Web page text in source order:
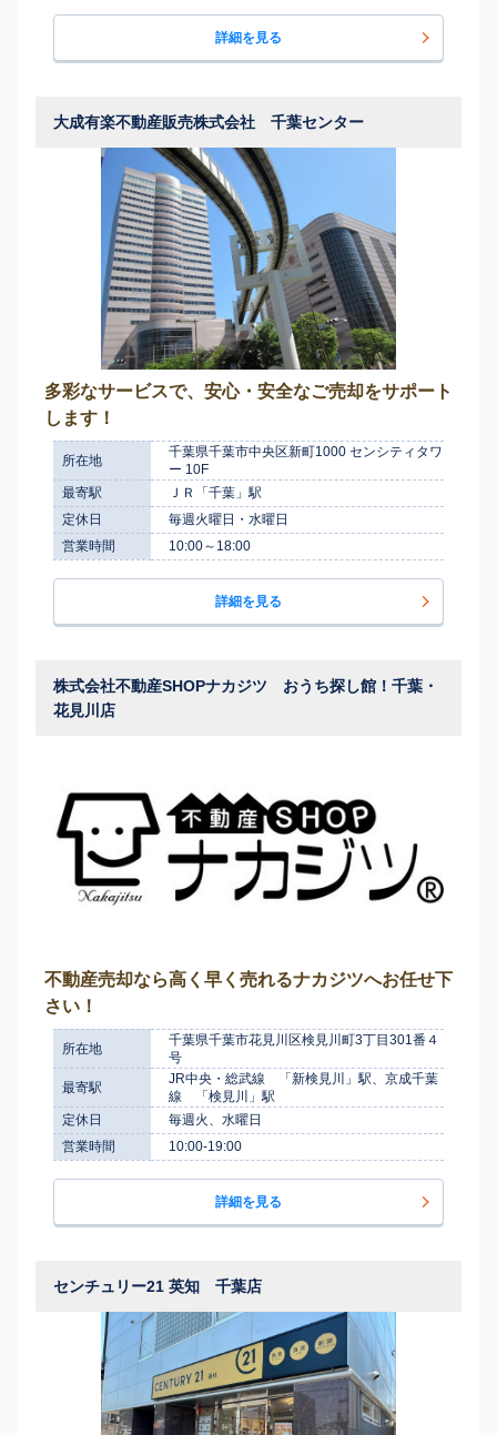
詳細を見る
大成有楽不動産販売株式会社 千葉センター
多彩なサービスで、安心・安全なご売却をサポート
します！
所在地
千葉県千葉市中央区新町1000 センシティタワ
ー 10F
最寄駅
ＪＲ「千葉」駅
定休日
毎週火曜日・水曜日
営業時間
10:00～18:00
詳細を見る
株式会社不動産SHOPナカジツ おうち探し館！千葉・
花見川店
不動産売却なら高く早く売れるナカジツへお任せ下
さい！
所在地
千葉県千葉市花見川区検見川町3丁目301番４
号
最寄駅
JR中央・総武線 「新検見川」駅、京成千葉
線 「検見川」駅
定休日
毎週火、水曜日
営業時間
10:00-19:00
詳細を見る
センチュリー21 英知 千葉店